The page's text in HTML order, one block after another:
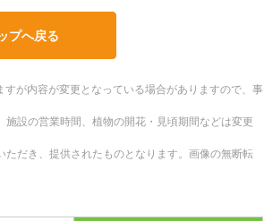
プへ戻る
が内容が変更となっている場合がありますので、事
設の営業時間、植物の開花・見頃期間などは変更
だき、提供されたものとなります。画像の無断転